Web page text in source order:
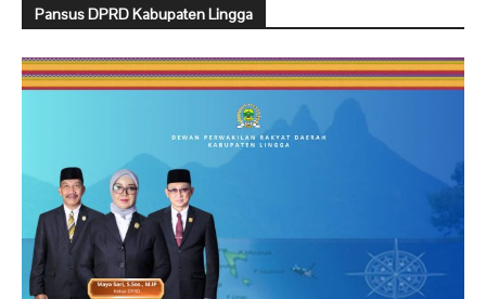
Pansus DPRD Kabupaten Lingga